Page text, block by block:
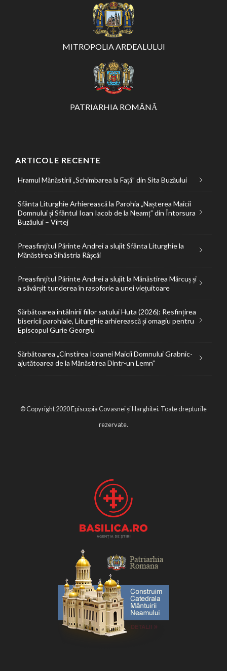
MITROPOLIA ARDEALULUI
PATRIARHIA ROMÂNĂ
ARTICOLE RECENTE
Hramul Mănăstirii „Schimbarea la Față” din Sita Buzăului
Sfânta Liturghie Arhierească la Parohia „Nașterea Maicii
Domnului și Sfântul Ioan Iacob de la Neamț” din Întorsura
Buzăului – Vîrtej
Preasfințitul Părinte Andrei a slujit Sfânta Liturghie la
Mănăstirea Sihăstria Râșcăi
Preasfințitul Părinte Andrei a slujit la Mănăstirea Mărcuș și
a săvârșit tunderea în rasoforie a unei viețuitoare
Sărbătoarea întâlnirii fiilor satului Huta (2026): Resfințirea
bisericii parohiale, Liturghie arhierească și omagiu pentru
Episcopul Gurie Georgiu
Sărbătoarea „Cinstirea Icoanei Maicii Domnului Grabnic-
ajutătoarea de la Mănăstirea Dintr-un Lemn”
© Copyright 2020 Episcopia Covasnei și Harghitei. Toate drepturile
rezervate.